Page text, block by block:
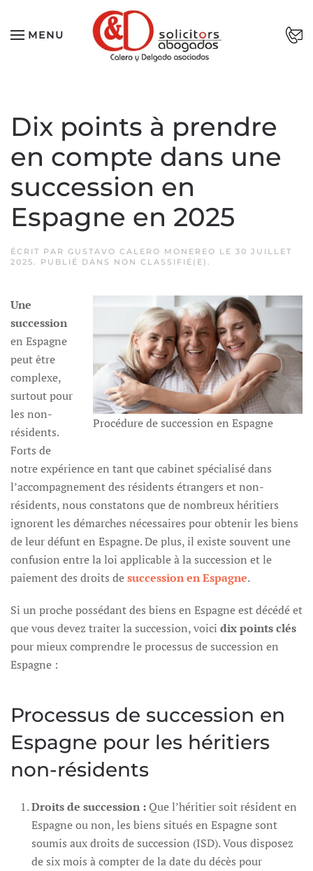
Passer au contenu principal
MENU
Dix points à prendre
en compte dans une
succession en
Espagne en 2025
ÉCRIT PAR GUSTAVO CALERO MONEREO LE 30 JUILLET
2025. PUBLIÉ DANS NON CLASSIFIÉ(E) .
Procédure de succession en Espagne
Une
succession
en Espagne
peut être
complexe,
surtout pour
les non-
résidents.
Forts de
notre expérience en tant que cabinet spécialisé dans
l’accompagnement des résidents étrangers et non-
résidents, nous constatons que de nombreux héritiers
ignorent les démarches nécessaires pour obtenir les biens
de leur défunt en Espagne. De plus, il existe souvent une
confusion entre la loi applicable à la succession et le
paiement des droits desuccession en Espagne.
Si un proche possédant des biens en Espagne est décédé et
que vous devez traiter la succession, voici dix points clés
pour mieux comprendre le processus de succession en
Espagne :
Processus de succession en
Espagne pour les héritiers
non-résidents
Droits de succession : Que l’héritier soit résident en
Espagne ou non, les biens situés en Espagne sont
soumis aux droits de succession (ISD). Vous disposez
de six mois à compter de la date du décès pour